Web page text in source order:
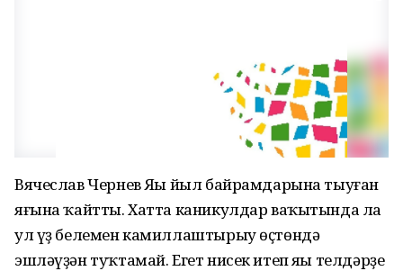
Вячеслав Чернев Яңы йыл байрамдарына тыуған
яғына ҡайтты. Хатта каникулдар ваҡытында ла
ул үҙ белемен камиллаштырыу өҫтөндә
эшләүҙән туҡтамай. Егет нисек итеп яңы телдәрҙе